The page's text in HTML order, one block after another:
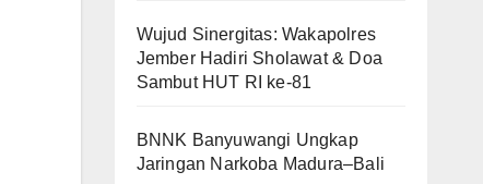
Wujud Sinergitas: Wakapolres
Jember Hadiri Sholawat & Doa
Sambut HUT RI ke-81
BNNK Banyuwangi Ungkap
Jaringan Narkoba Madura–Bali